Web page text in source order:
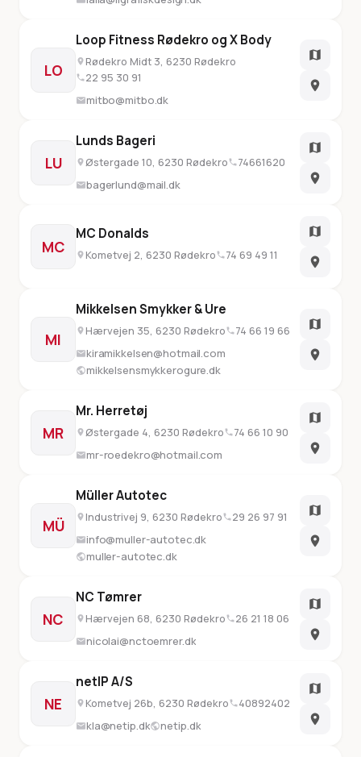
LO
Loop Fitness Rødekro og X Body
Rødekro Midt 3, 6230 Rødekro
22 95 30 91
mitbo@mitbo.dk
LU
Lunds Bageri
Østergade 10, 6230 Rødekro
74661620
bagerlund@mail.dk
MC
MC Donalds
Kometvej 2, 6230 Rødekro 74 69 49 11
MI
Mikkelsen Smykker & Ure
Hærvejen 35, 6230 Rødekro
74 66 19 66
kiramikkelsen@hotmail.com
mikkelsensmykkerogure.dk
MR
Mr. Herretøj
Østergade 4, 6230 Rødekro
74 66 10 90
mr-roedekro@hotmail.com
MÜ
Müller Autotec
Industrivej 9, 6230 Rødekro
29 26 97 91
info@muller-autotec.dk
muller-autotec.dk
NC
NC Tømrer
Hærvejen 68, 6230 Rødekro
26 21 18 06
nicolai@nctoemrer.dk
NE
netIP A/S
Kometvej 26b, 6230 Rødekro
40892402
kla@netip.dk
netip.dk